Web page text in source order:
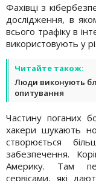
Фахівці з
дослідження, в
всього трафіку в
використовують у
Читайте також:
Люди виконують
опитування
Частину поганих
хакери шукають
створюється
забезпечення.
Америку. Там
сервісами, які